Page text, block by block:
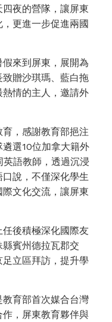
夜的營隊，讓屏東
更進一步促進兩國
來到屏東，展開為
贈沙琪瑪、藍白拖
情的主人，邀請外
，感謝教育部挹注
選10位加拿大籍外
語教師，透過沉浸
說，不僅深化學生
文化交流，讓屏東
後積極深化國際友
賓州德拉瓦郡交
立區拜訪，提升學
育部首次媒合台灣
，屏東教育夥伴與